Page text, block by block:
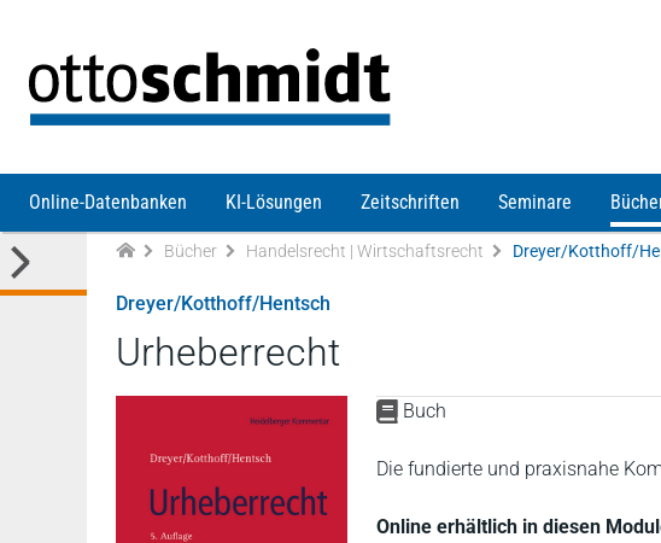
Online-Datenbanken KI-Lösungen Zeitschriften Seminare
Bücher Handelsrecht | Wirtschaftsrecht Dreyer/Kotthoff/
Dreyer/Kotthoff/Hentsch
Urheberrecht
Buch
Die fundierte und praxisnahe
Online erhältlich in diesen